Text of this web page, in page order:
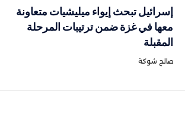
إسرائيل تبحث إيواء ميليشيات متعاونة
معها في غزة ضمن ترتيبات المرحلة
المقبلة
صالح شوكة